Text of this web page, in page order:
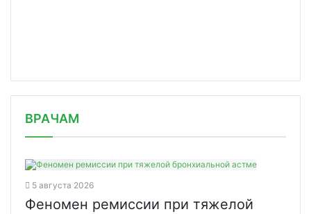
ВРАЧАМ
5 августа 2026
Феномен ремиссии при тяжелой